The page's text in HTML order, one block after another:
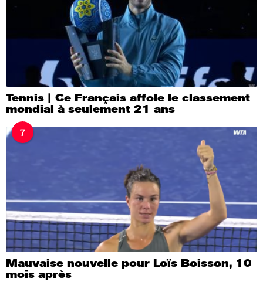
Tennis | Ce Français affole le classement
mondial à seulement 21 ans
7
Mauvaise nouvelle pour Loïs Boisson, 10
mois après